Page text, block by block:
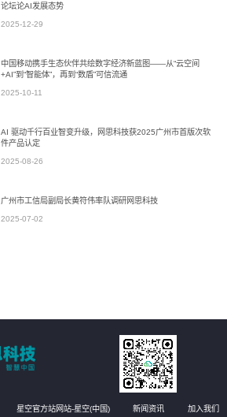
论坛论AI发展态势
2025-12-29
中国移动携手生态伙伴共绘数字经济新蓝图——从“云空间
+AI”到“智能体”，再到“数盾”可信流通
2025-10-11
AI 驱动千行百业智变升级，网思科技获2025广州市首版次软
件产品认定
2025-08-26
广州市工信局副局长黄符伟率队调研网思科技
2025-07-02
星空官方站网站-星空(中国) 新闻资讯 加入我们